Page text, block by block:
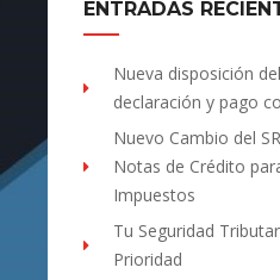
ENTRADAS
Nueva disposición
declaración y pago
Nuevo Cambio del
Notas de Crédito
Impuestos
Tu Seguridad
Prioridad